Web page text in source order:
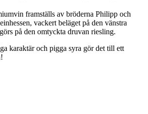
framställs av bröderna Philipp och
vackert beläget på den vänstra
på den omtyckta druvan riesling.
karaktär och pigga syra gör det till ett